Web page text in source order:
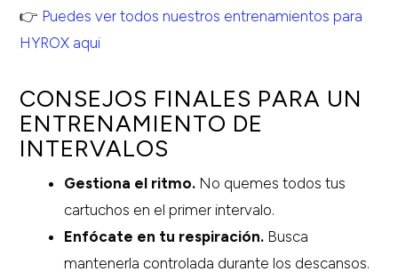
👉 Puedes ver todos nuestros entrenamientos para
HYROX aqui
CONSEJOS FINALES PARA UN
ENTRENAMIENTO DE
INTERVALOS
Gestiona el ritmo. No quemes todos tus
cartuchos en el primer intervalo.
Enfócate en tu respiración. Busca
mantenerla controlada durante los descansos.